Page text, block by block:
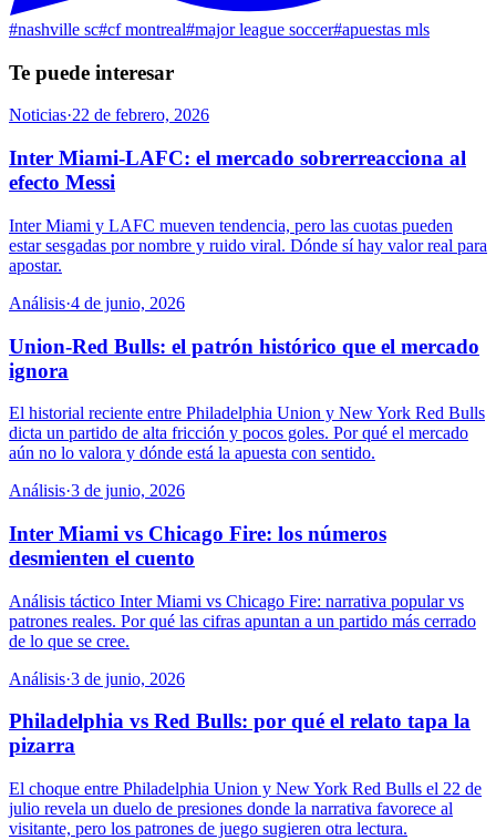
#nashville sc#cf montreal#major league soccer#apuestas mls
Te puede interesar
Noticias·22 de febrero, 2026
Inter Miami-LAFC: el mercado sobrerreacciona al
efecto Messi
Inter Miami y LAFC mueven tendencia, pero las cuotas pueden
estar sesgadas por nombre y ruido viral. Dónde sí hay valor real para
apostar.
Análisis·4 de junio, 2026
Union-Red Bulls: el patrón histórico que el mercado
ignora
El historial reciente entre Philadelphia Union y New York Red Bulls
dicta un partido de alta fricción y pocos goles. Por qué el mercado
aún no lo valora y dónde está la apuesta con sentido.
Análisis·3 de junio, 2026
Inter Miami vs Chicago Fire: los números
desmienten el cuento
Análisis táctico Inter Miami vs Chicago Fire: narrativa popular vs
patrones reales. Por qué las cifras apuntan a un partido más cerrado
de lo que se cree.
Análisis·3 de junio, 2026
Philadelphia vs Red Bulls: por qué el relato tapa la
pizarra
El choque entre Philadelphia Union y New York Red Bulls el 22 de
julio revela un duelo de presiones donde la narrativa favorece al
visitante, pero los patrones de juego sugieren otra lectura.